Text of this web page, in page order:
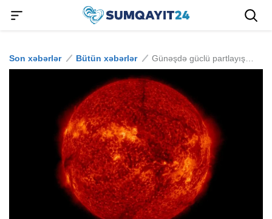
Son xəbərlər Bütün xəbərlər